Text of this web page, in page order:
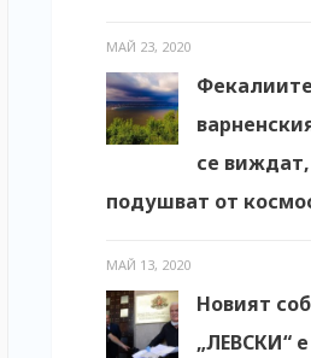
МАЙ 23, 2020
се
подушват от
МАЙ 13, 2020
Новият
„ЛЕВСКИ“